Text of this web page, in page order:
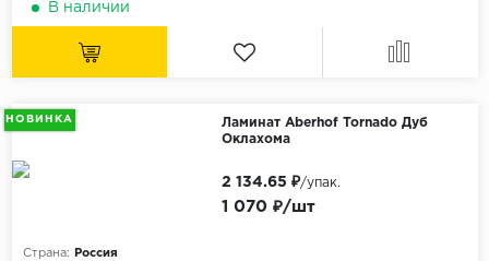
В наличии
НОВИНКА
Ламинат Aberhof Tornado Дуб
Оклахома
Страна:
Россия
1 070 ₽/шт
2 134.65 ₽/упак.